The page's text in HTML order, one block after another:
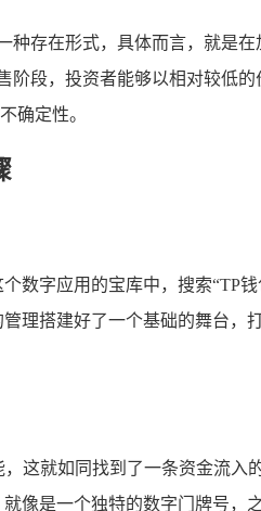
种存在形式，具体而言，就是
阶段，投资者能够以相对较低
确定性。
数字应用的宝库中，搜索“TP
理搭建好了一个基础的舞台
这就如同找到了一条资金流
像是一个独特的数字门牌号，